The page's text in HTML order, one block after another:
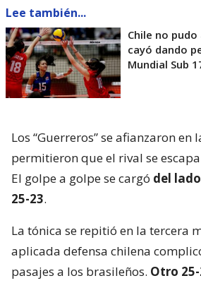
Lee también...
Chile no
cayó dando
Mundial Sub
Los “Guerreros” se afianzaron en
permitieron que el rival se
El golpe a golpe se cargó del
25-23.
La tónica se repitió en la tercera
aplicada defensa chilena
pasajes a los brasileños. Otro